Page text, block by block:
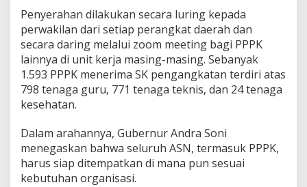
e
n
A
n
d
r
a
i
T
e
Penyerahan dilakukan secara luring kepada
perwakilan dari setiap perangkat daerah dan
secara daring melalui zoom meeting bagi PPPK
lainnya di unit kerja masing-masing. Sebanyak
1.593 PPPK menerima SK pengangkatan terdiri atas
798 tenaga guru, 771 tenaga teknis, dan 24 tenaga
kesehatan.
Dalam arahannya, Gubernur Andra Soni
menegaskan bahwa seluruh ASN, termasuk PPPK,
harus siap ditempatkan di mana pun sesuai
kebutuhan organisasi.